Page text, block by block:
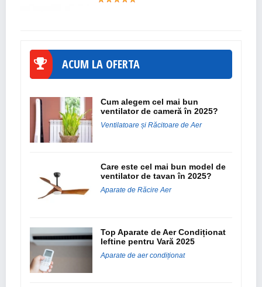
ACUM LA OFERTA
Cum alegem cel mai bun
ventilator de cameră în 2025?
Ventilatoare și Răcitoare de Aer
Care este cel mai bun model de
ventilator de tavan în 2025?
Aparate de Răcire Aer
Top Aparate de Aer Condiționat
Ieftine pentru Vară 2025
Aparate de aer condiționat